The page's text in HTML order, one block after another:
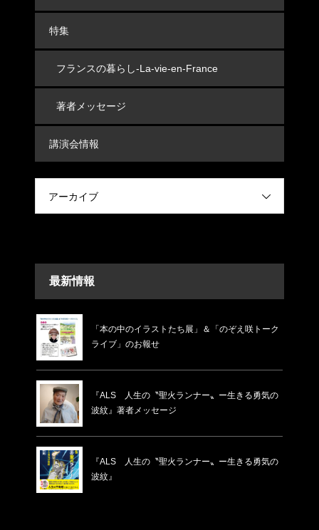
特集
フランスの暮らし-La-vie-en-France
著者メッセージ
講演会情報
アーカイブ
最新情報
「本の中のイラストたち展」＆「のぞえ咲トーク
ライブ」のお報せ
『ALS 人生の〝聖火ランナー〟ー生きる勇気の
波紋』著者メッセージ
『ALS 人生の〝聖火ランナー〟ー生きる勇気の
波紋』